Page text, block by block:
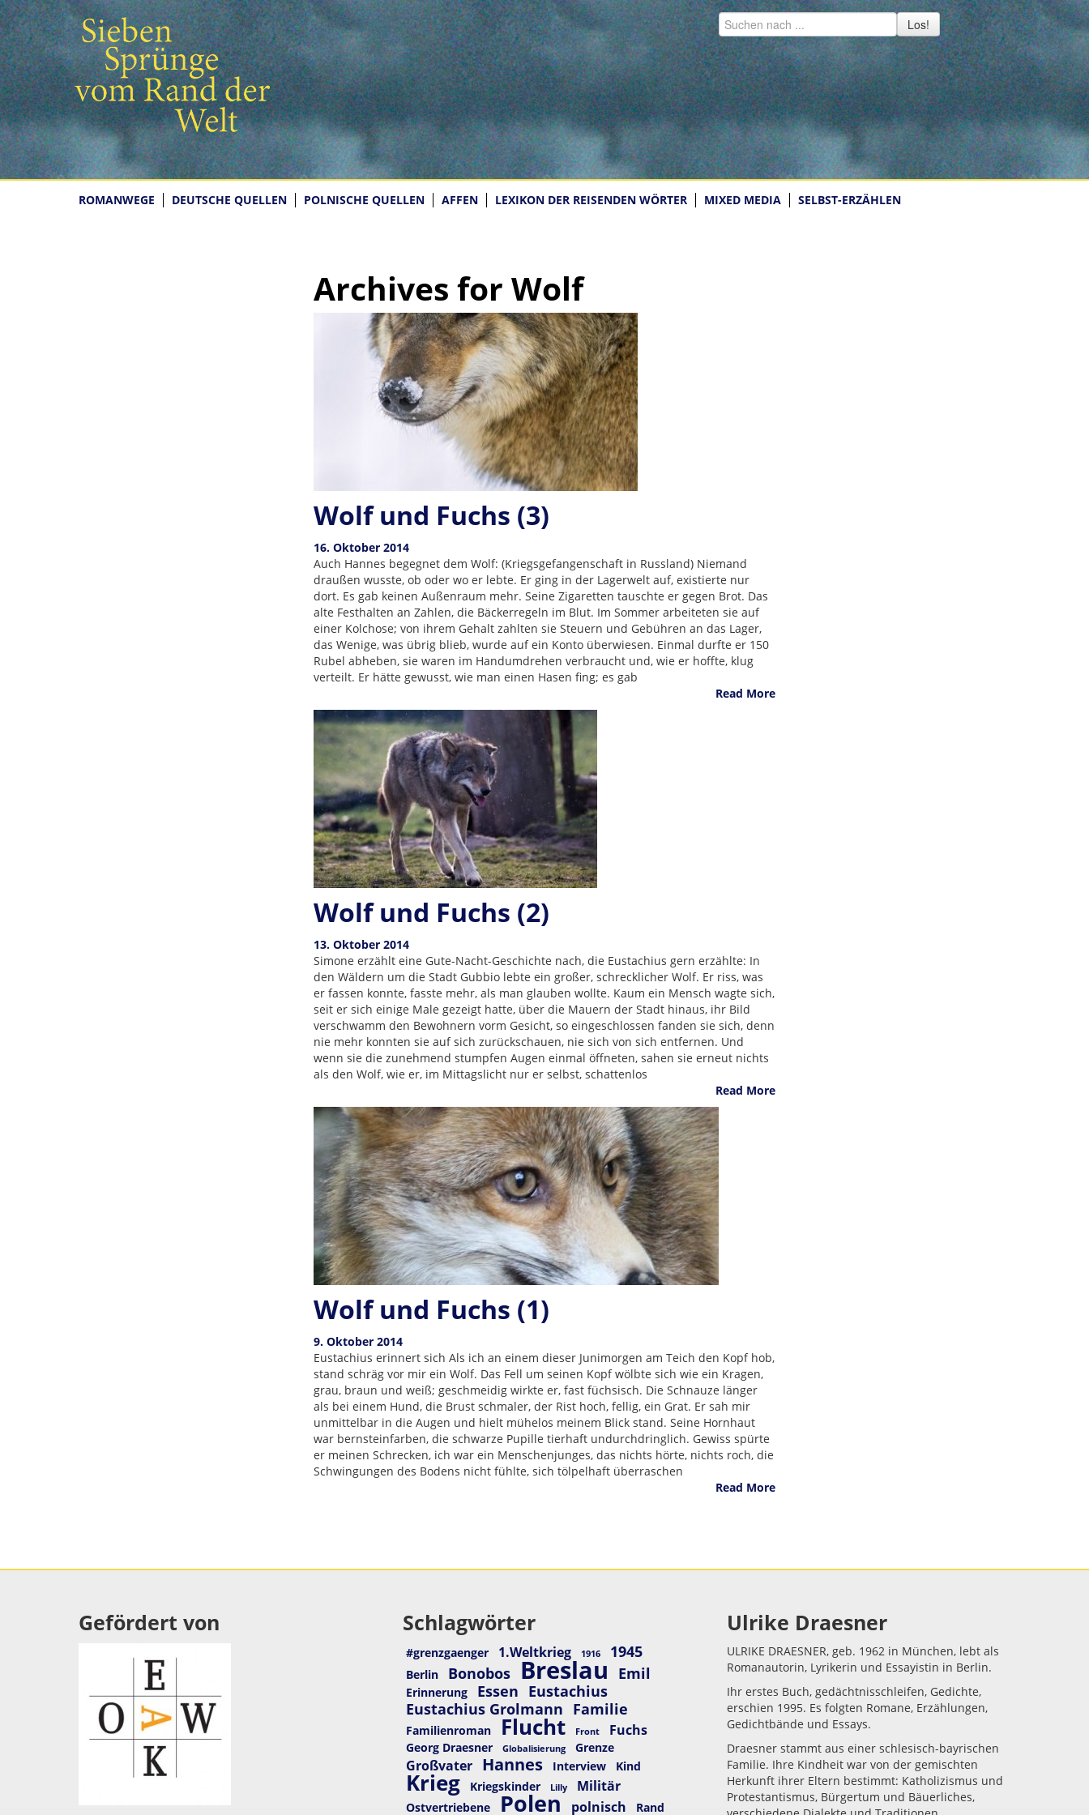
Los!
ROMANWEGE DEUTSCHE QUELLEN POLNISCHE QUELLEN AFFEN LEXIKON DER REISENDEN WÖRTER MIXED MEDIA SELBST-ERZÄHLEN
Archives for Wolf
Wolf und Fuchs (3)
16. Oktober 2014
Auch Hannes begegnet dem Wolf: (Kriegsgefangenschaft in Russland) Niemand
draußen wusste, ob oder wo er lebte. Er ging in der Lagerwelt auf, existierte nur
dort. Es gab keinen Außenraum mehr. Seine Zigaretten tauschte er gegen Brot. Das
alte Festhalten an Zahlen, die Bäckerregeln im Blut. Im Sommer arbeiteten sie auf
einer Kolchose; von ihrem Gehalt zahlten sie Steuern und Gebühren an das Lager,
das Wenige, was übrig blieb, wurde auf ein Konto überwiesen. Einmal durfte er 150
Rubel abheben, sie waren im Handumdrehen verbraucht und, wie er hoffte, klug
verteilt. Er hätte gewusst, wie man einen Hasen fing; es gab
Read More
Wolf und Fuchs (2)
13. Oktober 2014
Simone erzählt eine Gute-Nacht-Geschichte nach, die Eustachius gern erzählte: In
den Wäldern um die Stadt Gubbio lebte ein großer, schrecklicher Wolf. Er riss, was
er fassen konnte, fasste mehr, als man glauben wollte. Kaum ein Mensch wagte sich,
seit er sich einige Male gezeigt hatte, über die Mauern der Stadt hinaus, ihr Bild
verschwamm den Bewohnern vorm Gesicht, so eingeschlossen fanden sie sich, denn
nie mehr konnten sie auf sich zurückschauen, nie sich von sich entfernen. Und
wenn sie die zunehmend stumpfen Augen einmal öffneten, sahen sie erneut nichts
als den Wolf, wie er, im Mittagslicht nur er selbst, schattenlos
Read More
Wolf und Fuchs (1)
9. Oktober 2014
Eustachius erinnert sich Als ich an einem dieser Junimorgen am Teich den Kopf hob,
stand schräg vor mir ein Wolf. Das Fell um seinen Kopf wölbte sich wie ein Kragen,
grau, braun und weiß; geschmeidig wirkte er, fast füchsisch. Die Schnauze länger
als bei einem Hund, die Brust schmaler, der Rist hoch, fellig, ein Grat. Er sah mir
unmittelbar in die Augen und hielt mühelos meinem Blick stand. Seine Hornhaut
war bernsteinfarben, die schwarze Pupille tierhaft undurchdringlich. Gewiss spürte
er meinen Schrecken, ich war ein Menschenjunges, das nichts hörte, nichts roch, die
Schwingungen des Bodens nicht fühlte, sich tölpelhaft überraschen
Read More
Gefördert von Schlagwörter
#grenzgaenger 1.Weltkrieg 1916 1945
Berlin Bonobos Breslau Emil
Erinnerung Essen Eustachius
Eustachius Grolmann Familie
Familienroman Flucht Front Fuchs
Georg Draesner Globalisierung Grenze
Großvater Hannes Interview Kind
Krieg Kriegskinder Lilly Militär
Ostvertriebene Polen polnisch Rand
Ulrike Draesner
ULRIKE DRAESNER, geb. 1962 in München, lebt als
Romanautorin, Lyrikerin und Essayistin in Berlin.
Ihr erstes Buch, gedächtnisschleifen, Gedichte,
erschien 1995. Es folgten Romane, Erzählungen,
Gedichtbände und Essays.
Draesner stammt aus einer schlesisch-bayrischen
Familie. Ihre Kindheit war von der gemischten
Herkunft ihrer Eltern bestimmt: Katholizismus und
Protestantismus, Bürgertum und Bäuerliches,